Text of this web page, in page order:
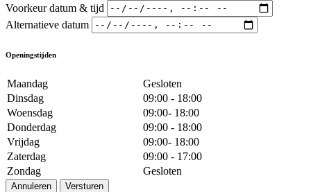
Voorkeur datum & tijd
Alternatieve datum
Openingstijden
Maandag
Gesloten
Dinsdag
09:00 - 18:00
Woensdag
09:00- 18:00
Donderdag
09:00 - 18:00
Vrijdag
09:00- 18:00
Zaterdag
09:00 - 17:00
Zondag
Gesloten
Annuleren Versturen